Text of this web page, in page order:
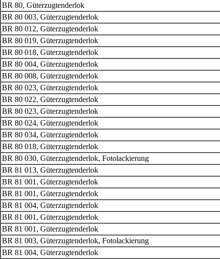
BR 80, Güterzugtenderlok
BR 80 003, Güterzugtenderlok
BR 80 012, Güterzugtenderlok
BR 80 019, Güterzugtenderlok
BR 80 018, Güterzugtenderlok
BR 80 004, Güterzugtenderlok
BR 80 008, Güterzugtenderlok
BR 80 023, Güterzugtenderlok
BR 80 022, Güterzugtenderlok
BR 80 023, Güterzugtenderlok
BR 80 024, Güterzugtenderlok
BR 80 034, Güterzugtenderlok
BR 80 018, Güterzugtenderlok
BR 80 030, Güterzugtenderlok, Fotolackierung
BR 81 013, Güterzugtenderlok
BR 81 001, Güterzugtenderlok
BR 81 001, Güterzugtenderlok
BR 81 004, Güterzugtenderlok
BR 81 001, Güterzugtenderlok
BR 81 001, Güterzugtenderlok
BR 81 003, Güterzugtenderlok, Fotolackierung
BR 81 004, Güterzugtenderlok